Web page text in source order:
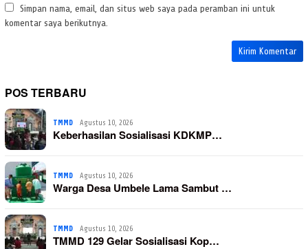
Simpan nama, email, dan situs web saya pada peramban ini untuk
komentar saya berikutnya.
POS TERBARU
TMMD Agustus 10, 2026
Keberhasilan Sosialisasi KDKMP…
TMMD Agustus 10, 2026
Warga Desa Umbele Lama Sambut …
TMMD Agustus 10, 2026
TMMD 129 Gelar Sosialisasi Kop…